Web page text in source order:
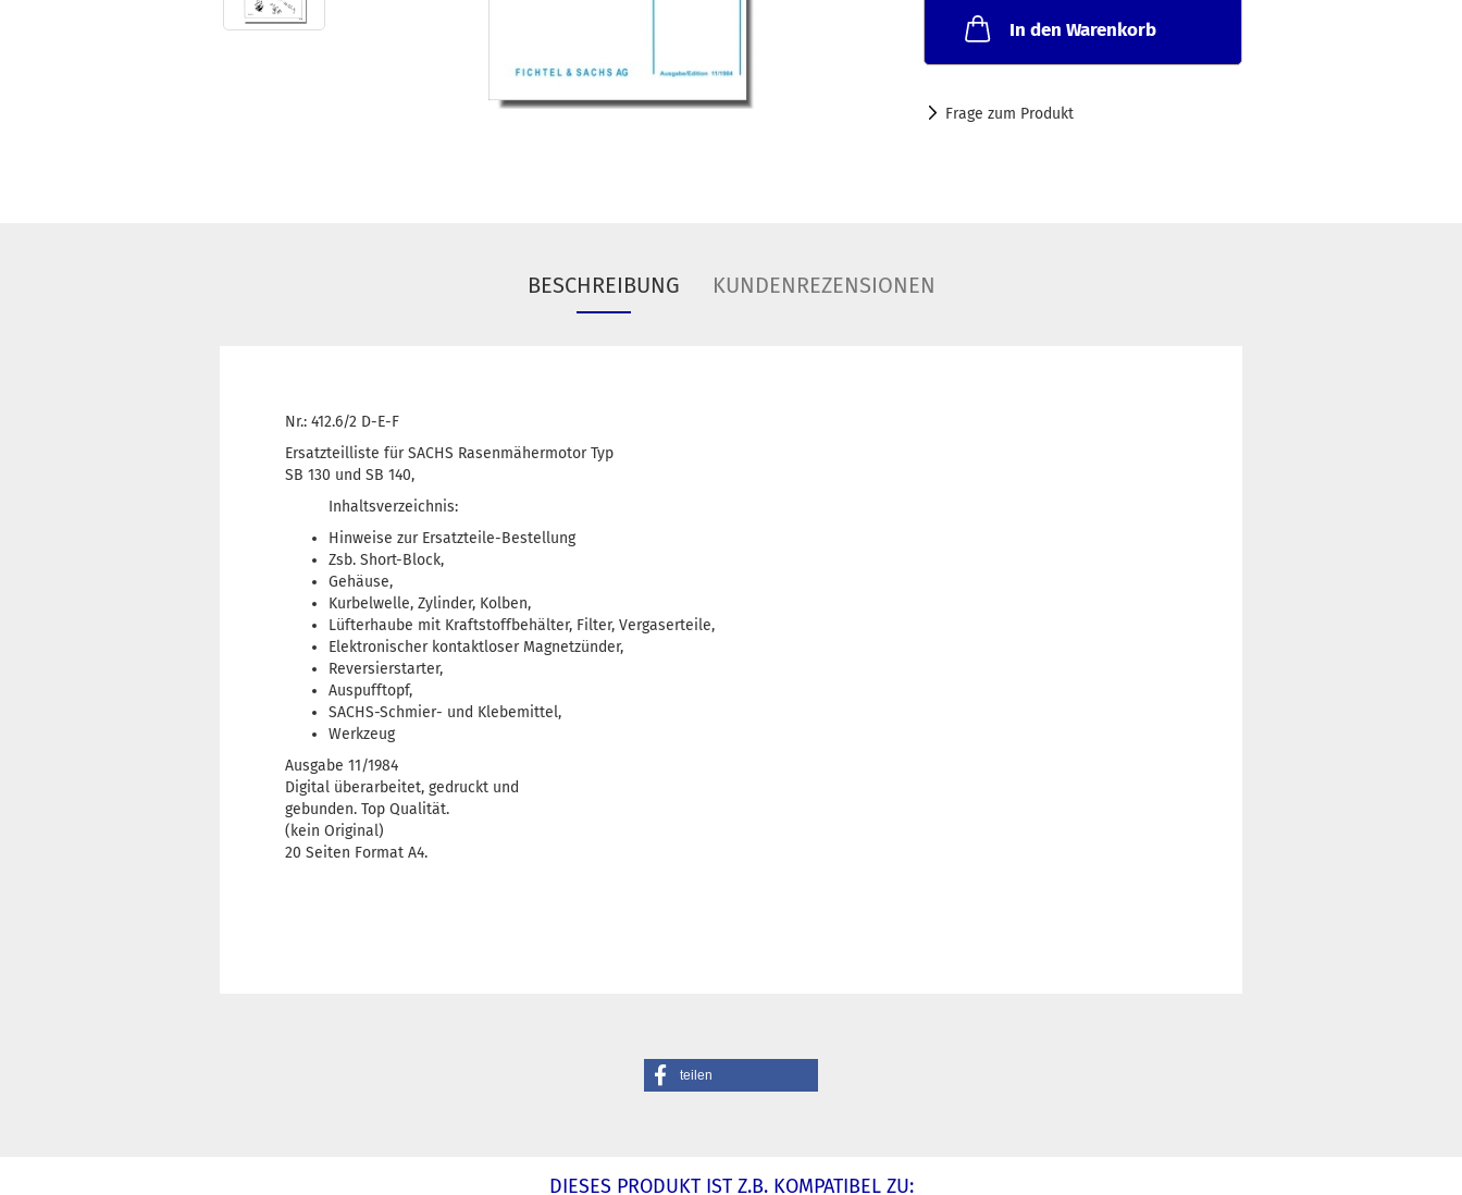
In den Warenkorb
Frage zum Produkt
BESCHREIBUNG KUNDENREZENSIONEN
Nr.: 412.6/2 D-E-F
Ersatzteilliste für SACHS Rasenmähermotor Typ
SB 130 und SB 140,
Inhaltsverzeichnis:
Hinweise zur Ersatzteile-Bestellung
Zsb. Short-Block,
Gehäuse,
Kurbelwelle, Zylinder, Kolben,
Lüfterhaube mit Kraftstoffbehälter, Filter, Vergaserteile,
Elektronischer kontaktloser Magnetzünder,
Reversierstarter,
Auspufftopf,
SACHS-Schmier- und Klebemittel,
Werkzeug
Ausgabe 11/1984
Digital überarbeitet, gedruckt und
gebunden. Top Qualität.
(kein Original)
20 Seiten Format A4.
teilen
DIESES PRODUKT IST Z.B. KOMPATIBEL ZU: